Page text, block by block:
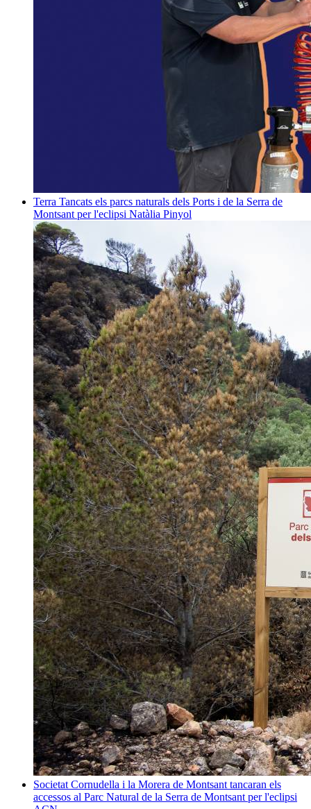
Terra Tancats els parcs naturals dels Ports i de la Serra de
Montsant per l'eclipsi Natàlia Pinyol
Societat Cornudella i la Morera de Montsant tancaran els
accessos al Parc Natural de la Serra de Montsant per l'eclipsi